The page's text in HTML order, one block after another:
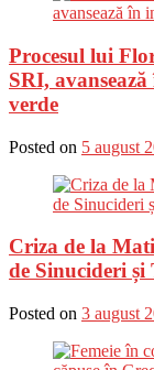
Procesul lui
SRI,
verde
Posted on 5 august
Criza de la
de Sinucideri și
Posted on 3 august